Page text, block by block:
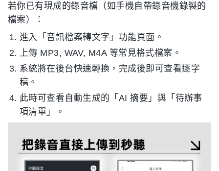
若你已有現成的錄音檔（如手機自帶錄音機錄製的
檔案）：
進入「音訊檔案轉文字」功能頁面。
上傳 MP3, WAV, M4A 等常見格式檔案。
系統將在後台快速轉換，完成後即可查看逐字
稿。
此時可查看自動生成的「AI 摘要」與「待辦事
項清單」。